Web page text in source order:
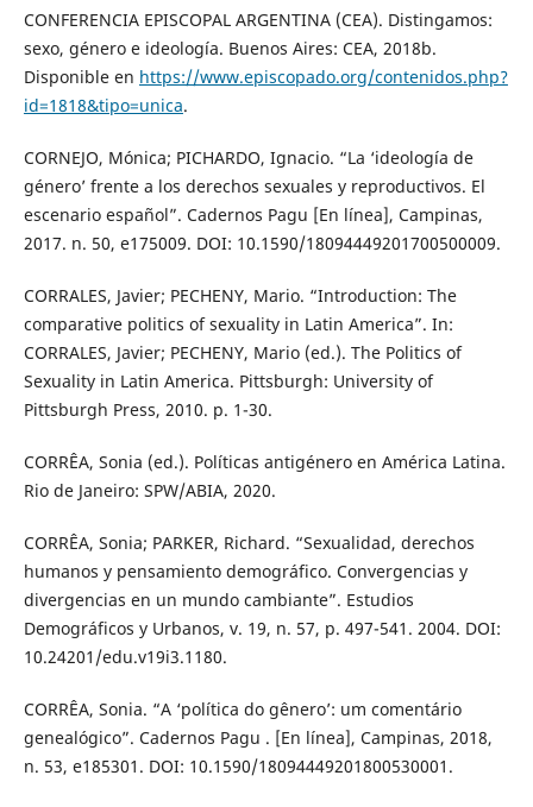
CONFERENCIA EPISCOPAL ARGENTINA (CEA). Distingamos:
sexo, género e ideología. Buenos Aires: CEA, 2018b.
Disponible en https://www.episcopado.org/contenidos.php?
id=1818&tipo=unica.
CORNEJO, Mónica; PICHARDO, Ignacio. “La ‘ideología de
género’ frente a los derechos sexuales y reproductivos. El
escenario español”. Cadernos Pagu [En línea], Campinas,
2017. n. 50, e175009. DOI: 10.1590/18094449201700500009.
CORRALES, Javier; PECHENY, Mario. “Introduction: The
comparative politics of sexuality in Latin America”. In:
CORRALES, Javier; PECHENY, Mario (ed.). The Politics of
Sexuality in Latin America. Pittsburgh: University of
Pittsburgh Press, 2010. p. 1-30.
CORRÊA, Sonia (ed.). Políticas antigénero en América Latina.
Rio de Janeiro: SPW/ABIA, 2020.
CORRÊA, Sonia; PARKER, Richard. “Sexualidad, derechos
humanos y pensamiento demográfico. Convergencias y
divergencias en un mundo cambiante”. Estudios
Demográficos y Urbanos, v. 19, n. 57, p. 497-541. 2004. DOI:
10.24201/edu.v19i3.1180.
CORRÊA, Sonia. “A ‘política do gênero’: um comentário
genealógico”. Cadernos Pagu . [En línea], Campinas, 2018,
n. 53, e185301. DOI: 10.1590/18094449201800530001.